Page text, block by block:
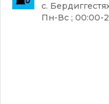
с.
Пн-Вс ; 00:00-